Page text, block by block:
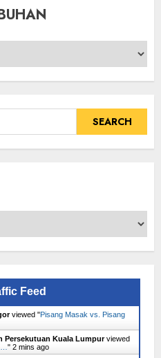
Feed
viewed "Pisang Masak vs. Pisang
Persekutuan Kuala Lumpurviewed
" 2 mins ago